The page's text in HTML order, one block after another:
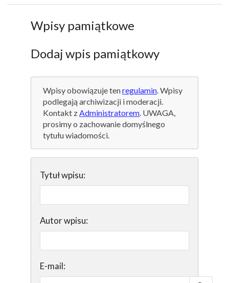
Wpisy pamiątkowe
Dodaj wpis pamiątkowy
Wpisy obowiązuje tenregulamin. Wpisy
podlegają archiwizacji i moderacji.
Kontakt zAdministratorem. UWAGA,
prosimy o zachowanie domyślnego
tytułu wiadomości.
Tytuł wpisu:
Autor wpisu:
E-mail: